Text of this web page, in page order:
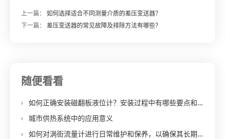
上一篇：如何选择适合不同测量介质的差压变送器？
下一篇：差压变送器的常见故障及排除方法有哪些？
随便看看
如何正确安装磁翻板液位计？安装过程中有哪些要点和注意事项？
城市供热系统中的应用意义
如何对涡街流量计进行日常维护和保养，以确保其长期稳定、准确地工作？